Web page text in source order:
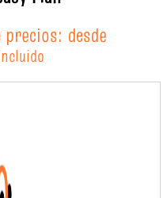
precios: desde